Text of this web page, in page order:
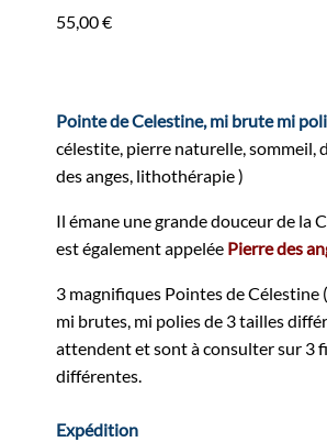
55,00€
Pointe de Celestine, mi brute mi
célestite, pierre naturelle, sommeil,
des anges, lithothérapie )
Il émane une grande douceur de la
est également appelée Pierre des
3 magnifiques Pointes de Célestine
mi brutes, mi polies de 3 tailles
attendent et sont à consulter sur 3
différentes.
Expédition